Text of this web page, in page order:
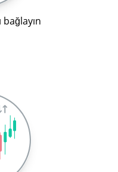
bağlayın